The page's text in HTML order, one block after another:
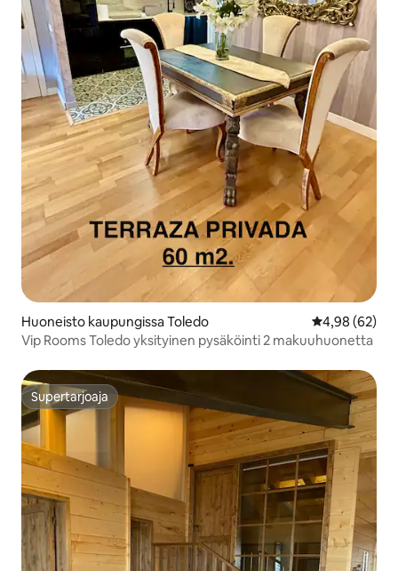
Huoneisto kaupungissa Toledo
4,98 (62)
Vip Rooms Toledo yksityinen pysäköinti 2 makuuhuonetta
Supertarjoaja
Supertarjoaja